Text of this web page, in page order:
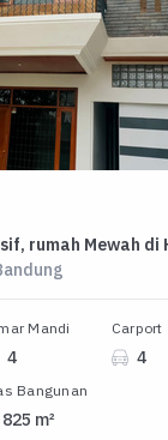
Mandi
4
Carport
4
Bangunan
825 m²